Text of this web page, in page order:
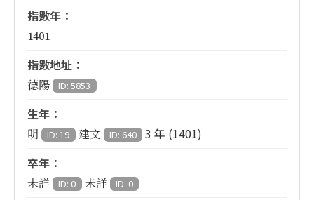
指數年：
1401
指數地址：
德陽 ID: 5853
生年：
明 ID: 19 建文 ID: 640
3 年 (1401)
卒年：
未詳 ID: 0 未詳 ID: 0